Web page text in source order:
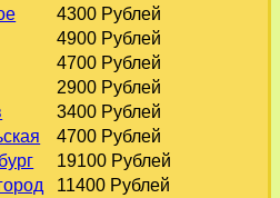
4300 Рублей
4900 Рублей
4700 Рублей
2900 Рублей
3400 Рублей
4700 Рублей
19100 Рублей
11400 Рублей